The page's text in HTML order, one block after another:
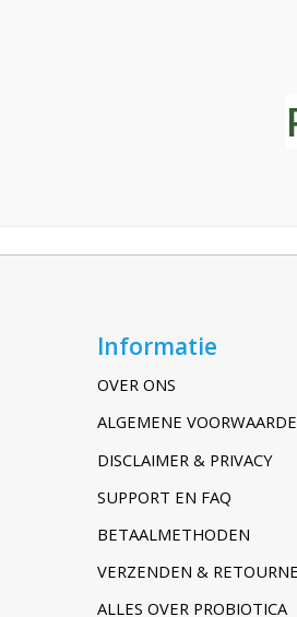
Informatie
OVER ONS
ALGEMENE
DISCLAIMER & PRIVACY
SUPPORT EN FAQ
BETAALMETHODEN
VERZENDEN &
ALLES OVER PROBIOTICA